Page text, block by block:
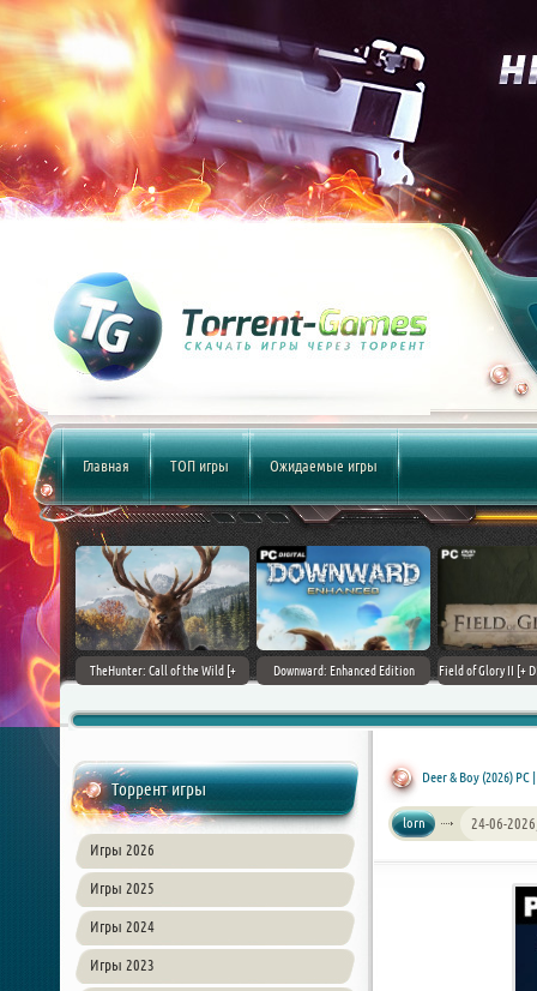
Главная ТОП игры Ожидаемые игры
(2017)
TheHunter: Call of the Wild [+
Downward: Enhanced Edition
Field of Glory II [+
Торрент игры
Игры 2026
Игры 2025
Игры 2024
Игры 2023
Deer & Boy (2026) PC
lorn 24-06-